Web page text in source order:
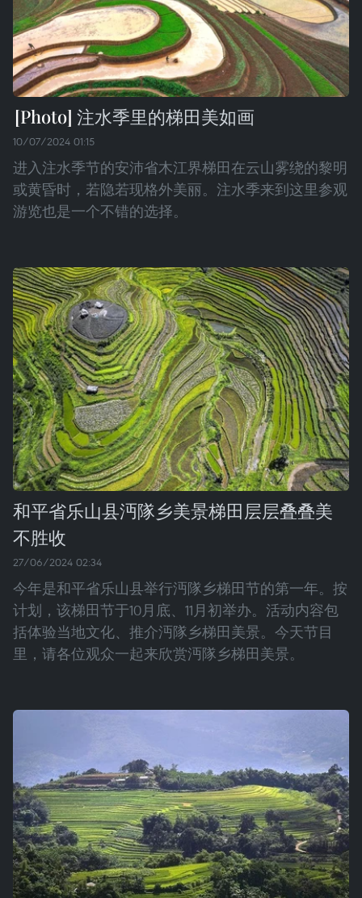
注水季里的梯田美如画
10/07/2024 01:15
进入注水季节的安沛省木江界梯田在云山雾绕的黎明
或黄昏时，若隐若现格外美丽。注水季来到这里参观
游览也是一个不错的选择。
和平省乐山县沔隊乡美景梯田层层叠叠美
不胜收
27/06/2024 02:34
今年是和平省乐山县举行沔隊乡梯田节的第一年。按
计划，该梯田节于10月底、11月初举办。活动内容包
括体验当地文化、推介沔隊乡梯田美景。今天节目
里，请各位观众一起来欣赏沔隊乡梯田美景。